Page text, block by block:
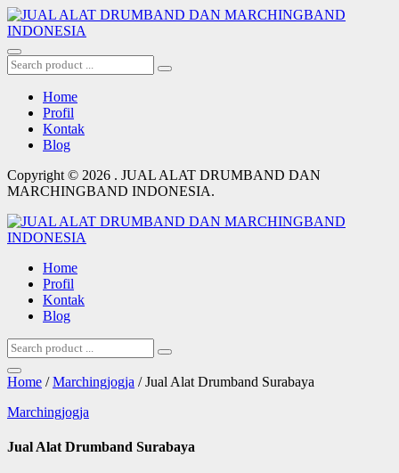
Home
Profil
Kontak
Blog
Copyright © 2026 . JUAL ALAT DRUMBAND DAN
MARCHINGBAND INDONESIA.
Home
Profil
Kontak
Blog
Home /Marchingjogja / Jual Alat Drumband Surabaya
Marchingjogja
Jual Alat Drumband Surabaya